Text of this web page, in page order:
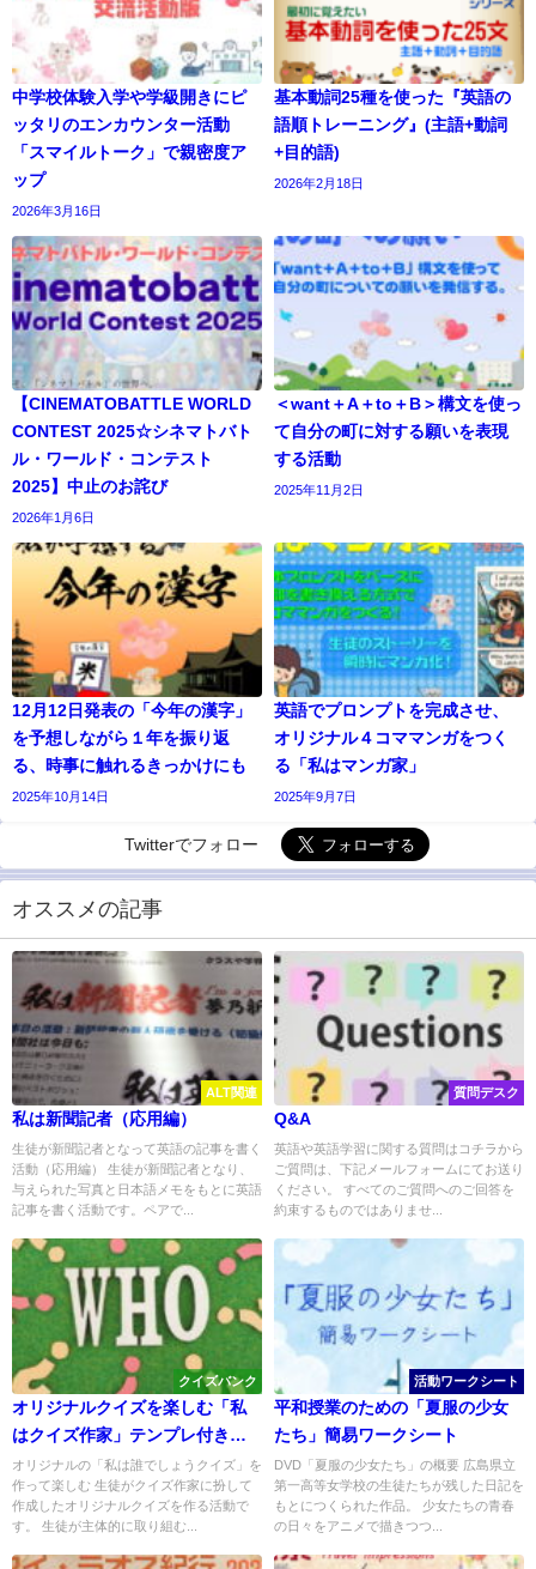
中学校体験入学や学級開きにピ
ッタリのエンカウンター活動
「スマイルトーク」で親密度ア
ップ
2026年3月16日
基本動詞25種を使った『英語の
語順トレーニング』(主語+動詞
+目的語)
2026年2月18日
【CINEMATOBATTLE WORLD
CONTEST 2025☆シネマトバト
ル・ワールド・コンテスト
2025】中止のお詫び
2026年1月6日
＜want＋A＋to＋B＞構文を使っ
て自分の町に対する願いを表現
する活動
2025年11月2日
12月12日発表の「今年の漢字」
を予想しながら１年を振り返
る、時事に触れるきっかけにも
2025年10月14日
英語でプロンプトを完成させ、
オリジナル４コママンガをつく
る「私はマンガ家」
2025年9月7日
Twitterでフォロー
オススメの記事
ALT関連
私は新聞記者（応用編）
生徒が新聞記者となって英語の記事を書く
活動（応用編） 生徒が新聞記者となり、
与えられた写真と日本語メモをもとに英語
記事を書く活動です。ペアで...
質問デスク
Q&A
英語や英語学習に関する質問はコチラから
ご質問は、下記メールフォームにてお送り
ください。 すべてのご質問へのご回答を
約束するものではありませ...
クイズバンク
オリジナルクイズを楽しむ「私
はクイズ作家」テンプレ付き
【保存版】
オリジナルの「私は誰でしょうクイズ」を
作って楽しむ 生徒がクイズ作家に扮して
作成したオリジナルクイズを作る活動で
す。 生徒が主体的に取り組む...
活動ワークシート
平和授業のための「夏服の少女
たち」簡易ワークシート
DVD「夏服の少女たち」の概要 広島県立
第一高等女学校の生徒たちが残した日記を
もとにつくられた作品。 少女たちの青春
の日々をアニメで描きつつ...